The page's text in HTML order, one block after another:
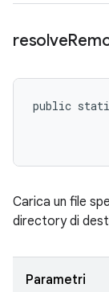
resolve
public
Carica un file
directory di
Parametri